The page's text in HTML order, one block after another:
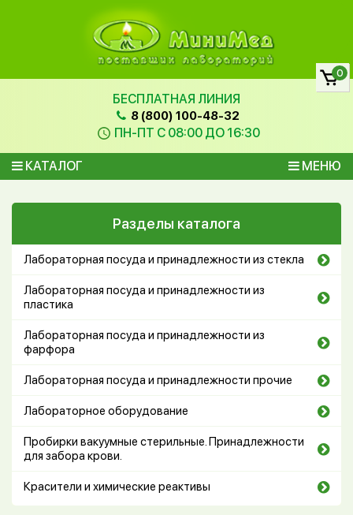
БЕСПЛАТНАЯ ЛИНИЯ
8 (800) 100-48-32
ПН-ПТ С 08:00 ДО 16:30
КАТАЛОГ МЕНЮ
0
Разделы каталога
Лабораторная посуда и принадлежности из стекла
Лабораторная посуда и принадлежности из
пластика
Лабораторная посуда и принадлежности из
фарфора
Лабораторная посуда и принадлежности прочие
Лабораторное оборудование
Пробирки вакуумные стерильные. Принадлежности
для забора крови.
Красители и химические реактивы